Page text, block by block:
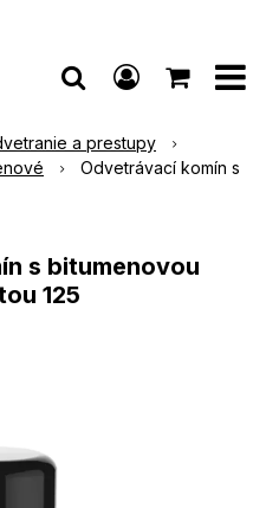
a prestupy
Odvetrávací komín s
s bitumenovou
125